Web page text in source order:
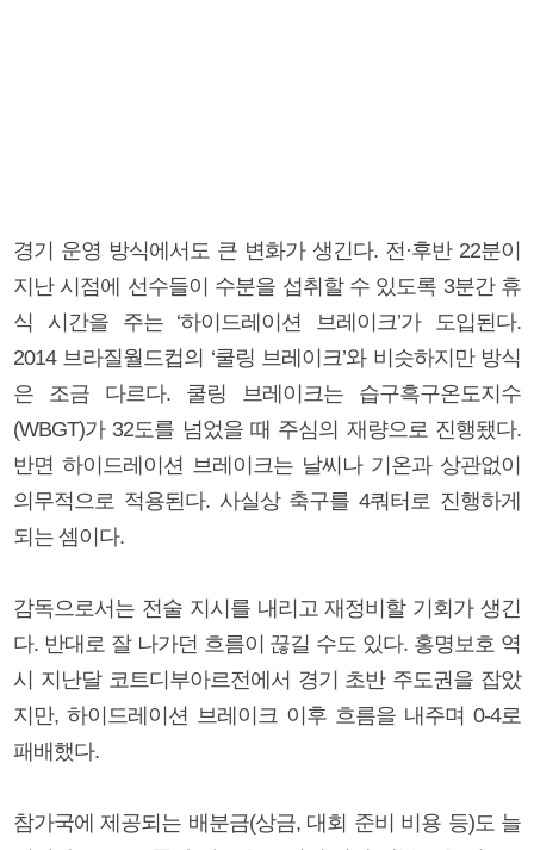
경기 운영 방식에서도 큰 변화가 생긴다. 전·후반 22분이
지난 시점에 선수들이 수분을 섭취할 수 있도록 3분간 휴
식 시간을 주는 ‘하이드레이션 브레이크’가 도입된다.
2014 브라질월드컵의 ‘쿨링 브레이크’와 비슷하지만 방식
은 조금 다르다. 쿨링 브레이크는 습구흑구온도지수
(WBGT)가 32도를 넘었을 때 주심의 재량으로 진행됐다.
반면 하이드레이션 브레이크는 날씨나 기온과 상관없이
의무적으로 적용된다. 사실상 축구를 4쿼터로 진행하게
되는 셈이다.
감독으로서는 전술 지시를 내리고 재정비할 기회가 생긴
다. 반대로 잘 나가던 흐름이 끊길 수도 있다. 홍명보호 역
시 지난달 코트디부아르전에서 경기 초반 주도권을 잡았
지만, 하이드레이션 브레이크 이후 흐름을 내주며 0-4로
패배했다.
참가국에 제공되는 배분금(상금, 대회 준비 비용 등)도 늘